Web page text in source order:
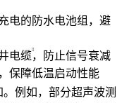
电的防水电池组，避
电缆，防止信号衰减
保障低温启动性能
例如，部分超声波测